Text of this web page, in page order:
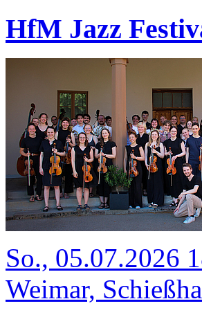
HfM Jazz
So., 05.07.2026
Weimar,